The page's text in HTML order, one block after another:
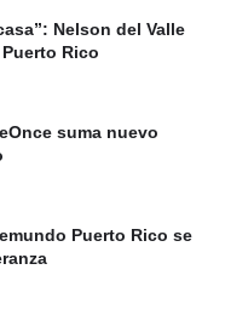
Nelson del Valle
Rico
suma nuevo
Puerto Rico se